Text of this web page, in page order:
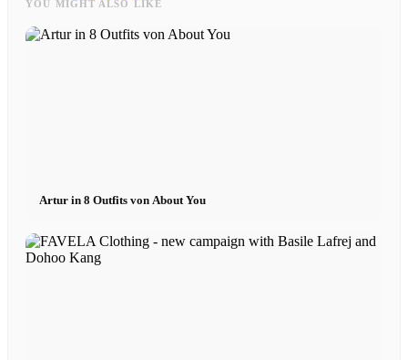
Influencer x CM
Influencer Marketing
YOU MIGHT ALSO LIKE
Artur in 8 Outfits von About You